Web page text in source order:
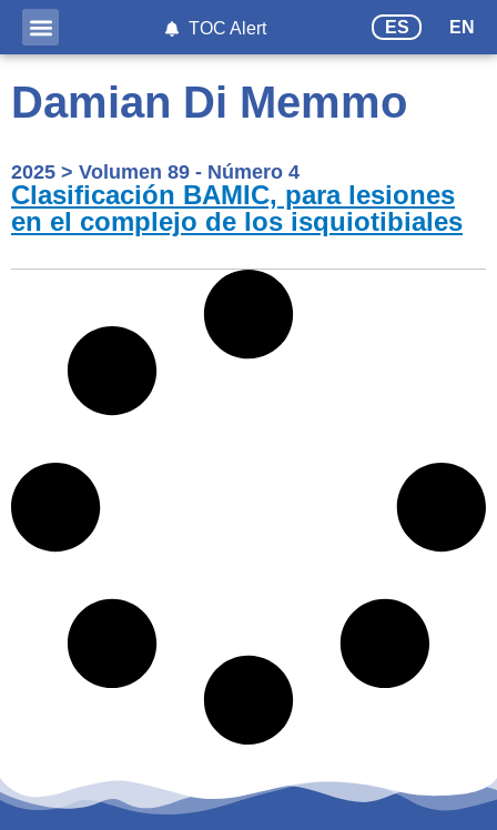
ES EN
TOC Alert
Damian Di Memmo
2025 > Volumen 89 - Número 4
Clasificación BAMIC, para lesiones
en el complejo de los isquiotibiales